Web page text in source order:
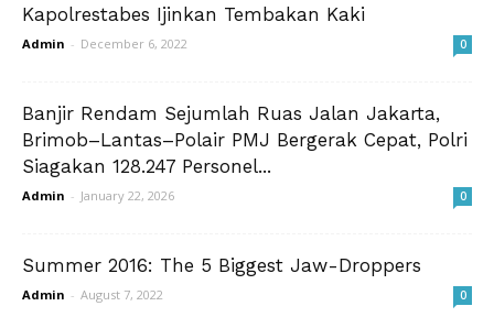
Kapolrestabes Ijinkan Tembakan Kaki
Admin - December 6, 2022 0
Banjir Rendam Sejumlah Ruas Jalan Jakarta,
Brimob–Lantas–Polair PMJ Bergerak Cepat, Polri
Siagakan 128.247 Personel...
Admin - January 22, 2026 0
Summer 2016: The 5 Biggest Jaw-Droppers
Admin - August 7, 2022 0